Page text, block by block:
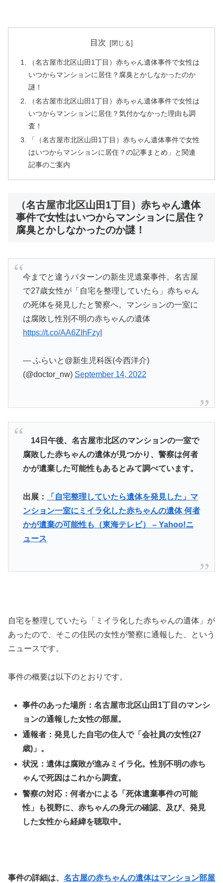
目次
（名古屋市北区山田1丁目）赤ちゃん遺体事件で女性は
いつからマンションに居住？腐臭とかしなかったのか
謎！
（名古屋市北区山田1丁目）赤ちゃん遺体事件で女性は
いつからマンションに居住？気付かなかった理由も調
査！
「（名古屋市北区山田1丁目）赤ちゃん遺体事件で女性
はいつからマンションに居住？の記事まとめ」と関連
記事のご案内
（名古屋市北区山田1丁目）赤ちゃん遺体
事件で女性はいつからマンションに居住？
腐臭とかしなかったのか謎！
今までと違うパターンの新生児遺棄事件。名古屋
で27歳女性が「自宅を整理していたら」赤ちゃん
の死体を発見したと警察へ。マンションの一室に
は腐敗し性別不明の赤ちゃんの遺体
https://t.co/AA6ZIhFzyI
— ふらいと@新生児科医(今西洋介)
(@doctor_nw) September 14, 2022
14日午後、名古屋市北区のマンションの一室で
腐敗した赤ちゃんの遺体が見つかり、警察は何者
かが遺棄した可能性もあるとみて調べています。
出展：
「自宅整理していたら遺体を発見した」マ
ンション一室にミイラ化した赤ちゃんの遺体 何者
かが遺棄の可能性も（東海テレビ） – Yahoo!ニ
ュース
自宅を整理していたら「ミイラ化した赤ちゃんの遺体」が
あったので、そこの住民の女性が警察に通報した、という
ニュースです。
事件の概要は以下のとおりです。
事件のあった場所：名古屋市北区山田1丁目のマンシ
ョンの通報した女性の部屋。
通報者：発見した自宅の住人で「会社員の女性(27
歳)」。
状況：遺体は腐敗が進みミイラ化。性別不明の赤ち
ゃんで死因はこれから調査。
警察の対応：何者かによる「死体遺棄事件の可能
性」も視野に、赤ちゃんの身元の確認、及び、発見
した女性から経緯を聴取中。
事件の詳細は、 名古屋の赤ちゃんの遺体はマンション部屋